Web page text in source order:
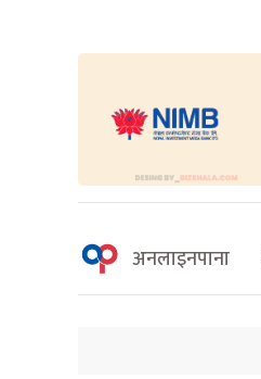
अनलाइनपाना